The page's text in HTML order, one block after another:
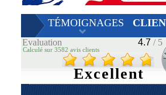
TÉMOIGNAGES
Evaluation 4.7 / 5
Calculé sur 3582 avis clients
Excellent